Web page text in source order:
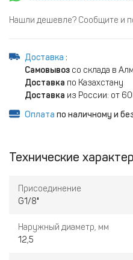
Нашли дешевле? Сообщите и
Доставка :
Самовывоз со склада в
Доставка по Казахстану
Доставка из России: от
Оплата по наличному и
Технические
Присоединение
G1/8"
Наружный диаметр, мм
12,5